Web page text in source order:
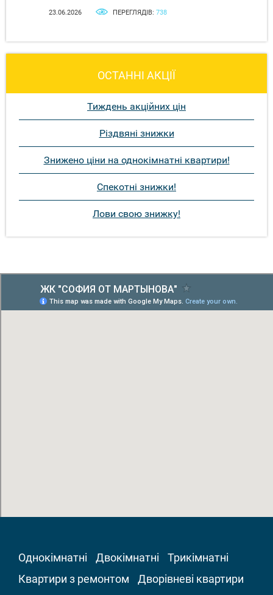
23.06.2026 ПЕРЕГЛЯДІВ: 738
ОСТАННІ АКЦІЇ
Тиждень акційних цін
Різдвяні знижки
Знижено ціни на однокімнатні квартири!
Спекотні знижки!
Лови свою знижку!
Однокімнатні Двокімнатні
Трикімнатні
Квартири з ремонтом
Дворівневі квартири